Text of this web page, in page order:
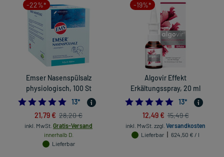
-22%*
Emser Nasenspülsalz
physiologisch, 100 St
5.0
13*
21,79 € 28,20 €
inkl. MwSt. Gratis-Versand
innerhalb D.
Lieferbar
-19%*
Algovir Effekt
Erkältungsspray, 20 ml
5.0
13*
12,49 € 15,49 €
inkl. MwSt. zzgl. Versandkosten
Lieferbar
624,50 € / l